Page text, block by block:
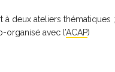
deux ateliers thématiques ;
organisé avec l’ACAP)